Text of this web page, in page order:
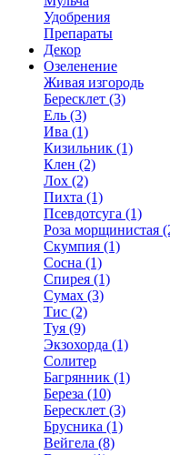
Удобрения
Препараты
Декор
Озеленение
Живая изгородь
Бересклет (3)
Ель (3)
Ива (1)
Кизильник (1)
Клен (2)
Лох (2)
Пихта (1)
Псевдотсуга (1)
Роза морщинистая
Скумпия (1)
Сосна (1)
Спирея (1)
Сумах (3)
Тис (2)
Туя (9)
Экзохорда (1)
Солитер
Багрянник (1)
Береза (10)
Бересклет (3)
Брусника (1)
Вейгела (8)